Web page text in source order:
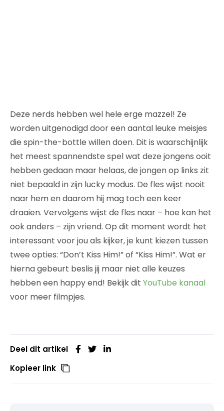
Deze nerds hebben wel hele erge mazzel! Ze
worden uitgenodigd door een aantal leuke meisjes
die spin-the-bottle willen doen. Dit is waarschijnlijk
het meest spannendste spel wat deze jongens ooit
hebben gedaan maar helaas, de jongen op links zit
niet bepaald in zijn lucky modus. De fles wijst nooit
naar hem en daarom hij mag toch een keer
draaien. Vervolgens wijst de fles naar – hoe kan het
ook anders – zijn vriend. Op dit moment wordt het
interessant voor jou als kijker, je kunt kiezen tussen
twee opties: “Don’t Kiss Him!” of “Kiss Him!”. Wat er
hierna gebeurt beslis jij maar niet alle keuzes
hebben een happy end! Bekijk dit YouTube kanaal
voor meer filmpjes.
Deel dit artikel
Kopieer link